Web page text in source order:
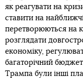
як реагувати на
ставити на
перетворюються на
розглядати
економіку,
багаторічний
Трампа були інші